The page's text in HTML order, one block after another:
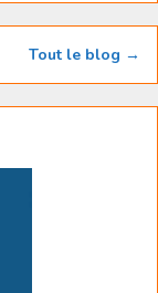
Tout le blog →